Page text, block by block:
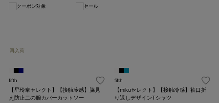
クーポン対象 セール
再入荷
fifth
【星玲奈セレクト】【接触冷感】脇見
え防止二の腕カバーカットソー
fifth
【mikuセレクト】【接触冷感】袖口折
り返しデザインTシャツ